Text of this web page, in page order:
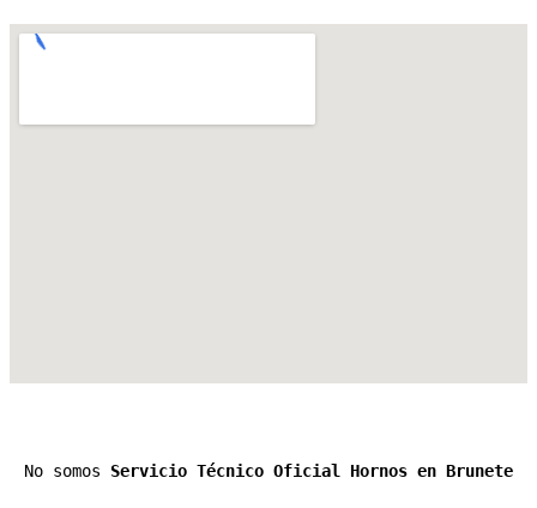
No somos Servicio Técnico Oficial Hornos en Brunete